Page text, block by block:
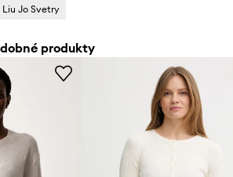
Liu Jo Svetry
produkty